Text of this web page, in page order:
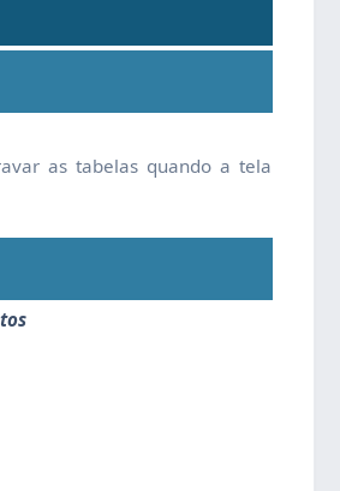
as tabelas quando a tela